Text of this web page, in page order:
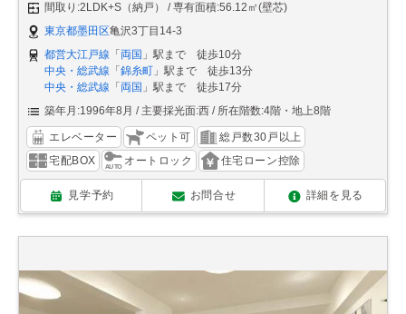
間取り:2LDK+S（納戸）
専有面積:56.12㎡(壁芯)
東京都墨田区亀沢3丁目14-3
都営大江戸線 「 両国 」駅まで 徒歩10分
中央・総武線 「 錦糸町 」駅まで 徒歩13分
中央・総武線 「 両国 」駅まで 徒歩17分
築年月:1996年8月
主要採光面:西 所在階数:4階・地上8階
エレベーター ペット可
総戸数30戸以上
宅配BOX
オートロック 住宅ローン控除
見学予約 お問合せ 詳細を見る